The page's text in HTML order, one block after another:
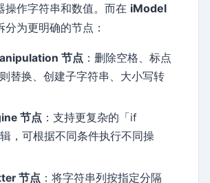
操作字符串和数值。而在 iModel
分为更明确的节点：
节点 ：删除空格、标点
替换、创建子字符串、大小写转
节点 ：支持更复杂的「if
，可根据不同条件执行不同操
节点 ：将字符串列按指定分隔